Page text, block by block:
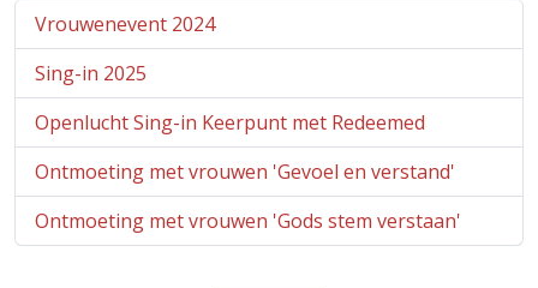
Vrouwenevent 2024
Sing-in 2025
Openlucht Sing-in Keerpunt met Redeemed
Ontmoeting met vrouwen 'Gevoel en verstand'
Ontmoeting met vrouwen 'Gods stem verstaan'